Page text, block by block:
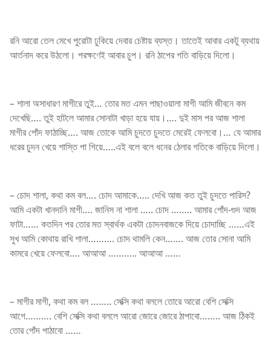
রনি আরো তেল মেখে পুরোটা ঢুকিয়ে দেবার চেষ্টায় ব্যস্ত। তাতেই আবার একটু ব্যথায়
আর্তনাদ করে উঠলো। পরক্ষণেই আবার চুপ। রনি ঠাপের গতি বাড়িয়ে দিলো।
– শালা অসাধারণ মাগীরে তুই… তোর মত এমন পাছাওয়ালা মাগী আমি জীবনে কম
দেখেছি…. তুই হাটলে আমার সোনাটা খাড়া হয়ে যায়।…. দুই মাস পর আজ শালা
মাগীর পোঁদ ফাঠাচ্ছি…. আজ তোকে আমি চুদতে চুদতে মেরেই ফেলবো।… যে আমার
ধরের চুদন খেয়ে শাস্তি পা গিয়ে…..এই বলে বলে ধনের ঠেলার গতিকে বাড়িয়ে দিলো।
– চোদ শালা, কথা কম বল…. চোদ আমাকে….. দেখি আজ কত তুই চুদতে পারিস?
আমি একটা খানদানি মাগী…. জানিস না শালা ….. চোদ …….. আমার পোঁদ-গুদ আজ
ফাটা…… কতদিন পর তোর মত স্বার্থক একটা চোদনবাজকে দিয়ে চোদাচ্ছি ……এই
সুখ আমি কোথায় রাখি শালা………. চোদ থামলি কেন……. আজ তোর সোনা আমি
কামরে খেয়ে ফেলবো…. আআআ ……….. আআআ ……
– মাগীর মাগী, কথা কম বল …….. সেক্সি কথা বললে তোরে আরো বেশি সেক্সি
আগে………. বেশি সেক্সি কথা বললে আরো জোরে জোরে ঠাপাবো…….. আজ ঠিকই
তোর পোঁদ পাঠাবো ……